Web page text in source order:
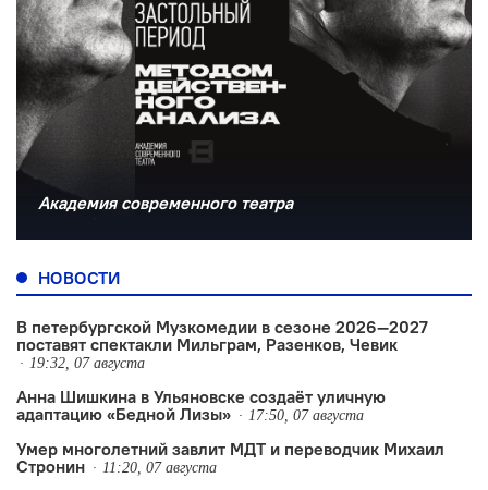
Академия современного театра
НОВОСТИ
В петербургской Музкомедии в сезоне 2026—2027
поставят спектакли Мильграм, Разенков, Чевик
19:32, 07 августа
Анна Шишкина в Ульяновске создаëт уличную
адаптацию «Бедной Лизы»
17:50, 07 августа
Умер многолетний завлит МДТ и переводчик Михаил
Стронин
11:20, 07 августа